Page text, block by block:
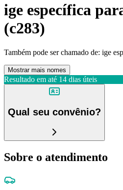
ige específica
(c283)
Também pode ser chamado de: ige
Mostrar mais nomes
Resultado em até 14 dias úteis
Qual seu convênio?
Sobre o atendimento